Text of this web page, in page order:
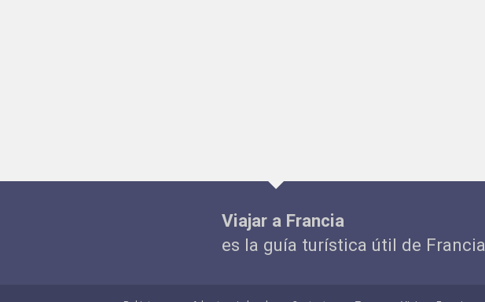
Viajar a Francia
es la guía turística útil de Francia